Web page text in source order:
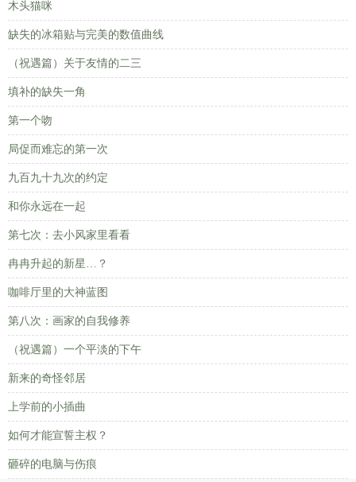
木头猫咪
缺失的冰箱贴与完美的数值曲线
（祝遇篇）关于友情的二三
填补的缺失一角
第一个吻
局促而难忘的第一次
九百九十九次的约定
和你永远在一起
第七次：去小风家里看看
冉冉升起的新星…？
咖啡厅里的大神蓝图
第八次：画家的自我修养
（祝遇篇）一个平淡的下午
新来的奇怪邻居
上学前的小插曲
如何才能宣誓主权？
砸碎的电脑与伤痕